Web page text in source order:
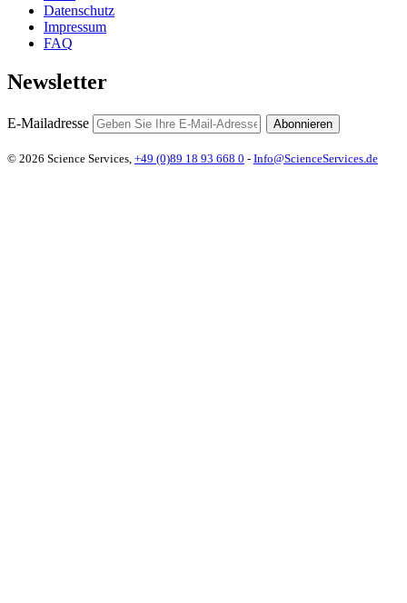
Datenschutz
Impressum
FAQ
Newsletter
E-Mailadresse Abonnieren
© 2026 Science Services, +49 (0)89 18 93 668 0 - Info@ScienceServices.de